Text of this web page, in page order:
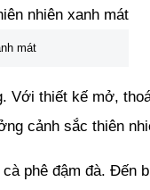
mát
thiết kế mở,
cảnh sắc thiên
phê đậm đà. Đến